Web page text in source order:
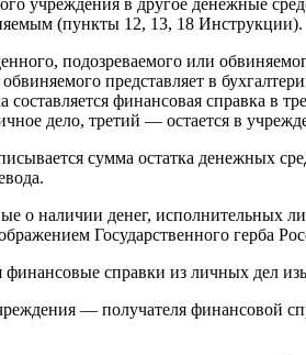
(пункты 12, 13, 18 Инструкции).
подозреваемого или
представляет в
составляется финансовая справка в
дело, третий — остается в
сумма остатка денежных
о наличии денег, исполнительных
Государственного герба
финансовые справки из личных дел
— получателя финансовой